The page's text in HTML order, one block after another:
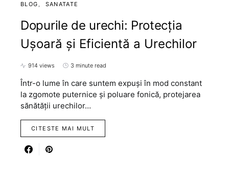
BLOG SANATATE
Dopurile de urechi: Protecția
Ușoară și Eficientă a Urechilor
914 views 3 minute read
Într-o lume în care suntem expuși în mod constant
la zgomote puternice și poluare fonică, protejarea
sănătății urechilor…
CITESTE MAI MULT